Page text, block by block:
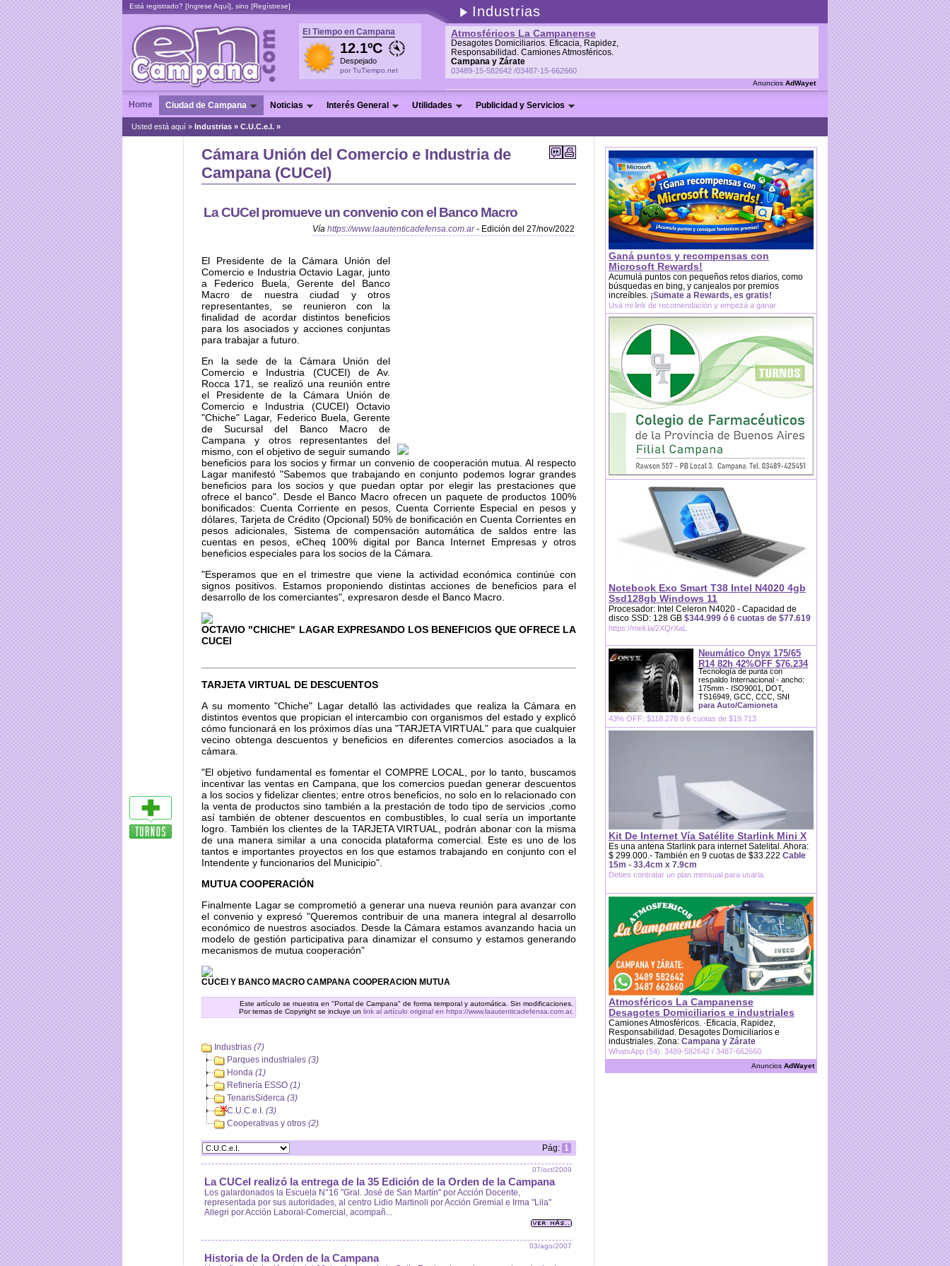
Está registrado? [Ingrese Aquí], sino [Regístrese] Industrias
Atmosféricos La Campanense
Desagotes Domiciliarios. Eficacia, Rapidez,
Responsabilidad. Camiones Atmosféricos.
Campana y Zárate
03489-15-582642 /03487-15-662660
Anuncios AdWayet
El Tiempo en Campana
12.1ºC
Despejado
por TuTiempo.net
Home Ciudad de Campana Noticias Interés General Utilidades Publicidad y Servicios
Usted está aquí » Industrias » C.U.C.e.I. »
Cámara Unión del Comercio e Industria de
Campana (CUCeI)
La CUCeI promueve un convenio con el Banco Macro
Vía https://www.laautenticadefensa.com.ar- Edición del 27/nov/2022
El Presidente de la Cámara Unión del
Comercio e Industria Octavio Lagar, junto
a Federico Buela, Gerente del Banco
Macro de nuestra ciudad y otros
representantes, se reunieron con la
finalidad de acordar distintos beneficios
para los asociados y acciones conjuntas
para trabajar a futuro.
En la sede de la Cámara Unión del
Comercio e Industria (CUCEI) de Av.
Rocca 171, se realizó una reunión entre
el Presidente de la Cámara Unión de
Comercio e Industria (CUCEI) Octavio
"Chiche" Lagar, Federico Buela, Gerente
de Sucursal del Banco Macro de
Campana y otros representantes del
mismo, con el objetivo de seguir sumando
beneficios para los socios y firmar un convenio de cooperación mutua. Al respecto
Lagar manifestó "Sabemos que trabajando en conjunto podemos lograr grandes
beneficios para los socios y que puedan optar por elegir las prestaciones que
ofrece el banco". Desde el Banco Macro ofrecen un paquete de productos 100%
bonificados: Cuenta Corriente en pesos, Cuenta Corriente Especial en pesos y
dólares, Tarjeta de Crédito (Opcional) 50% de bonificación en Cuenta Corrientes en
pesos adicionales, Sistema de compensación automática de saldos entre las
cuentas en pesos, eCheq 100% digital por Banca Internet Empresas y otros
beneficios especiales para los socios de la Cámara.
"Esperamos que en el trimestre que viene la actividad económica continúe con
signos positivos. Estamos proponiendo distintas acciones de beneficios para el
desarrollo de los comerciantes", expresaron desde el Banco Macro.
OCTAVIO "CHICHE" LAGAR EXPRESANDO LOS BENEFICIOS QUE OFRECE LA
CUCEI
TARJETA VIRTUAL DE DESCUENTOS
A su momento "Chiche" Lagar detalló las actividades que realiza la Cámara en
distintos eventos que propician el intercambio con organismos del estado y explicó
cómo funcionará en los próximos días una "TARJETA VIRTUAL" para que cualquier
vecino obtenga descuentos y beneficios en diferentes comercios asociados a la
cámara.
"El objetivo fundamental es fomentar el COMPRE LOCAL, por lo tanto, buscamos
incentivar las ventas en Campana, que los comercios puedan generar descuentos
a los socios y fidelizar clientes; entre otros beneficios, no solo en lo relacionado con
la venta de productos sino también a la prestación de todo tipo de servicios ,como
así también de obtener descuentos en combustibles, lo cual sería un importante
logro. También los clientes de la TARJETA VIRTUAL, podrán abonar con la misma
de una manera similar a una conocida plataforma comercial. Este es uno de los
tantos e importantes proyectos en los que estamos trabajando en conjunto con el
Intendente y funcionarios del Municipio".
MUTUA COOPERACIÓN
Finalmente Lagar se comprometió a generar una nueva reunión para avanzar con
el convenio y expresó "Queremos contribuir de una manera integral al desarrollo
económico de nuestros asociados. Desde la Cámara estamos avanzando hacia un
modelo de gestión participativa para dinamizar el consumo y estamos generando
mecanismos de mutua cooperación"
CUCEI Y BANCO MACRO CAMPANA COOPERACION MUTUA
Este artículo se muestra en "Portal de Campana" de forma temporal y automática. Sin modificaciones.
Por temas de Copyright se incluye un link al artículo original en https://www.laautenticadefensa.com.ar.
Industrias (7)
Parques industriales (3)
Honda (1)
Refinería ESSO (1)
TenarisSiderca (3)
C.U.C.e.I. (3)
Cooperativas y otros (2)
Pág: 1
07/oct/2009
La CUCeI realizó la entrega de la 35 Edición de la Orden de la Campana
Los galardonados la Escuela N°16 "Gral. José de San Martín" por Acción Docente,
representada por sus autoridades, al centro Lidio Martinoli por Acción Gremial e Irma "Lila"
Allegri por Acción Laboral-Comercial, acompañ...
03/ago/2007
Historia de la Orden de la Campana
Ganá puntos y recompensas con
Microsoft Rewards!
Acumulá puntos con pequeños retos diarios, como
búsquedas en bing, y canjealos por premios
increíbles. ¡Sumate a Rewards, es gratis!
Usá mi link de recomendación y empezá a ganar
Notebook Exo Smart T38 Intel N4020 4gb
Ssd128gb Windows 11
Procesador: Intel Celeron N4020 - Capacidad de
disco SSD: 128 GB $344.999 ó 6 cuotas de $77.619
https://meli.la/2XQrXaL
Neumático Onyx 175/65
R14 82h 42%OFF $76.234
Tecnología de punta con
respaldo Internacional - ancho:
175mm - ISO9001, DOT,
TS16949, GCC, CCC, SNI
para Auto/Camioneta
43% OFF: $118.278 ó 6 cuotas de $19.713
Kit De Internet Vía Satélite Starlink Mini X
Es una antena Starlink para internet Satelital. Ahora:
$ 299.000.- También en 9 cuotas de $33.222 Cable
15m - 33.4cm x 7.9cm
Debes contratar un plan mensual para usarla.
Atmosféricos La Campanense
Desagotes Domiciliarios e industriales
Camiones Atmosféricos. ·Eficacia, Rapidez,
Responsabilidad. Desagotes Domiciliarios e
industriales. Zona: Campana y Zárate
WhatsApp (54): 3489-582642 / 3487-662660
Anuncios AdWayet